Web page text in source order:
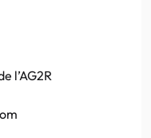
l’AG2R